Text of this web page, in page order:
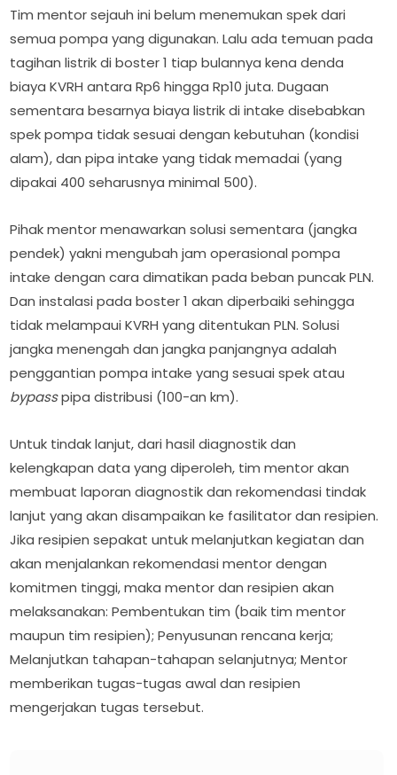
Tim mentor sejauh ini belum menemukan spek dari
semua pompa yang digunakan. Lalu ada temuan pada
tagihan listrik di boster 1 tiap bulannya kena denda
biaya KVRH antara Rp6 hingga Rp10 juta. Dugaan
sementara besarnya biaya listrik di intake disebabkan
spek pompa tidak sesuai dengan kebutuhan (kondisi
alam), dan pipa intake yang tidak memadai (yang
dipakai 400 seharusnya minimal 500).
Pihak mentor menawarkan solusi sementara (jangka
pendek) yakni mengubah jam operasional pompa
intake dengan cara dimatikan pada beban puncak PLN.
Dan instalasi pada boster 1 akan diperbaiki sehingga
tidak melampaui KVRH yang ditentukan PLN. Solusi
jangka menengah dan jangka panjangnya adalah
penggantian pompa intake yang sesuai spek atau
bypasspipa distribusi (100-an km).
Untuk tindak lanjut, dari hasil diagnostik dan
kelengkapan data yang diperoleh, tim mentor akan
membuat laporan diagnostik dan rekomendasi tindak
lanjut yang akan disampaikan ke fasilitator dan resipien.
Jika resipien sepakat untuk melanjutkan kegiatan dan
akan menjalankan rekomendasi mentor dengan
komitmen tinggi, maka mentor dan resipien akan
melaksanakan: Pembentukan tim (baik tim mentor
maupun tim resipien); Penyusunan rencana kerja;
Melanjutkan tahapan-tahapan selanjutnya; Mentor
memberikan tugas-tugas awal dan resipien
mengerjakan tugas tersebut.